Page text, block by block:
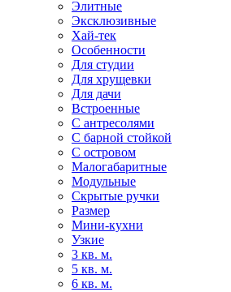
Элитные
Эксклюзивные
Хай-тек
Особенности
Для студии
Для хрущевки
Для дачи
Встроенные
С антресолями
С барной стойкой
С островом
Малогабаритные
Модульные
Скрытые ручки
Размер
Мини-кухни
Узкие
3 кв. м.
5 кв. м.
6 кв. м.